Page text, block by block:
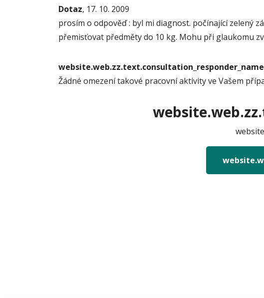
Dotaz, 17. 10. 2009
prosím o odpověď : byl mi diagnost. počínající zelený
přemisťovat předměty do 10 kg. Mohu při glaukomu
website.web.zz.text.consultation_responder_name
Žádné omezení takové pracovní aktivity ve Vašem